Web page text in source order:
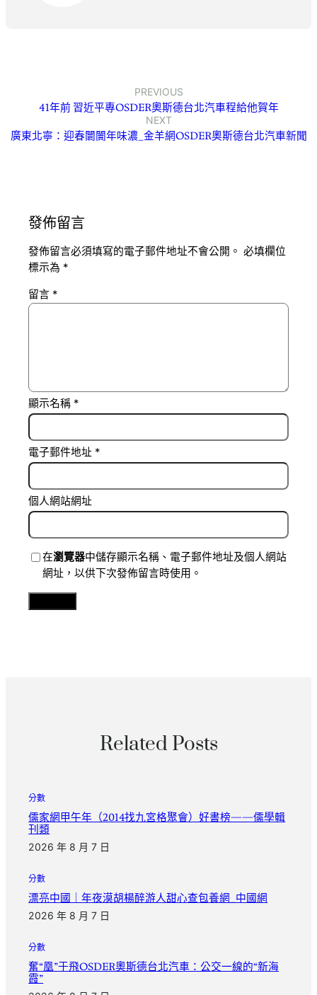
PREVIOUS
41年前 習近平專OSDER奧斯德台北汽車程給他賀年
NEXT
廣東北寧：迎春闤闠年味濃_金羊網OSDER奧斯德台北汽車新聞
發佈留言
發佈留言必須填寫的電子郵件地址不會公開。 必填欄位
標示為 *
留言 *
顯示名稱 *
電子郵件地址 *
個人網站網址
在瀏覽器中儲存顯示名稱、電子郵件地址及個人網站
網址，以供下次發佈留言時使用。
Related Posts
分數
儒家網甲午年（2014找九宮格聚會）好書榜——儒學輯
刊類
2026 年 8 月 7 日
分數
漂亮中國｜年夜漠胡楊醉游人甜心查包養網_中國網
2026 年 8 月 7 日
分數
奮“凰”于飛OSDER奧斯德台北汽車：公交一線的“新海
霞”